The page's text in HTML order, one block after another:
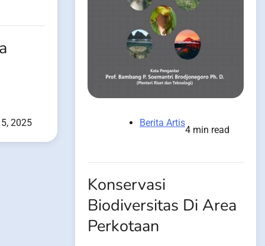
2025 Berita Artis
4 min read
Konservasi
Biodiversitas Di Area
Perkotaan